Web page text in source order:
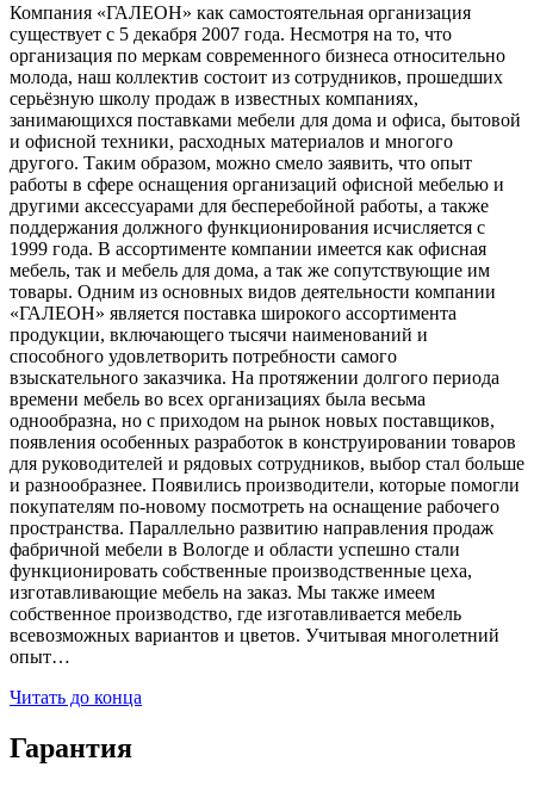
Компания «ГАЛЕОН» как самостоятельная организация
существует с 5 декабря 2007 года. Несмотря на то, что
организация по меркам современного бизнеса относительно
молода, наш коллектив состоит из сотрудников, прошедших
серьёзную школу продаж в известных компаниях,
занимающихся поставками мебели для дома и офиса, бытовой
и офисной техники, расходных материалов и многого
другого. Таким образом, можно смело заявить, что опыт
работы в сфере оснащения организаций офисной мебелью и
другими аксессуарами для бесперебойной работы, а также
поддержания должного функционирования исчисляется с
1999 года. В ассортименте компании имеется как офисная
мебель, так и мебель для дома, а так же сопутствующие им
товары. Одним из основных видов деятельности компании
«ГАЛЕОН» является поставка широкого ассортимента
продукции, включающего тысячи наименований и
способного удовлетворить потребности самого
взыскательного заказчика. На протяжении долгого периода
времени мебель во всех организациях была весьма
однообразна, но с приходом на рынок новых поставщиков,
появления особенных разработок в конструировании товаров
для руководителей и рядовых сотрудников, выбор стал больше
и разнообразнее. Появились производители, которые помогли
покупателям по-новому посмотреть на оснащение рабочего
пространства. Параллельно развитию направления продаж
фабричной мебели в Вологде и области успешно стали
функционировать собственные производственные цеха,
изготавливающие мебель на заказ. Мы также имеем
собственное производство, где изготавливается мебель
всевозможных вариантов и цветов. Учитывая многолетний
опыт…
Читать до конца
Гарантия